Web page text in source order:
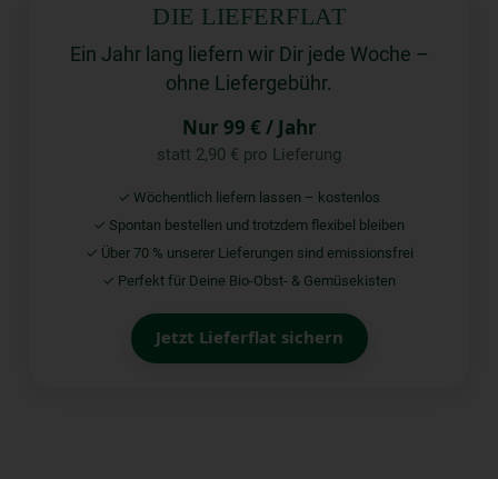
DIE LIEFERFLAT
Ein Jahr lang liefern wir Dir jede Woche –
ohne Liefergebühr.
Nur 99 € / Jahr
statt 2,90 € pro Lieferung
✓ Wöchentlich liefern lassen – kostenlos
✓ Spontan bestellen und trotzdem flexibel bleiben
✓ Über 70 % unserer Lieferungen sind emissionsfrei
✓ Perfekt für Deine Bio-Obst- & Gemüsekisten
Jetzt Lieferflat sichern